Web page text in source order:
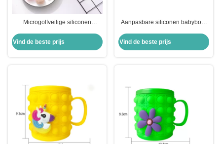
Microgolfveilige siliconen
deksel
Vind de beste prijs
Aanpasbare siliconen babybowl
kinderen bowl Hassle - gratis
maaltijd
Vind de beste prijs